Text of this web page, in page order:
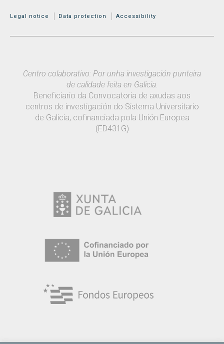
MENÚ ADICIONAL
Legal notice Data protection Accessibility
Centro colaborativo: Por unha investigación punteira
de calidade feita en Galicia.
Beneficiario da Convocatoria de axudas aos
centros de investigación do Sistema Universitario
de Galicia, cofinanciada pola Unión Europea
(ED431G)